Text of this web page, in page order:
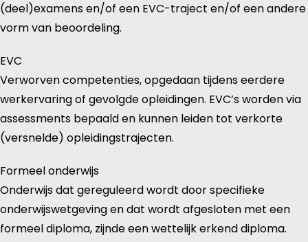
(deel)examens en/of een EVC-traject en/of een andere
vorm van beoordeling.
EVC
Verworven competenties, opgedaan tijdens eerdere
werkervaring of gevolgde opleidingen. EVC’s worden via
assessments bepaald en kunnen leiden tot verkorte
(versnelde) opleidingstrajecten.
Formeel onderwijs
Onderwijs dat gereguleerd wordt door specifieke
onderwijswetgeving en dat wordt afgesloten met een
formeel diploma, zijnde een wettelijk erkend diploma.